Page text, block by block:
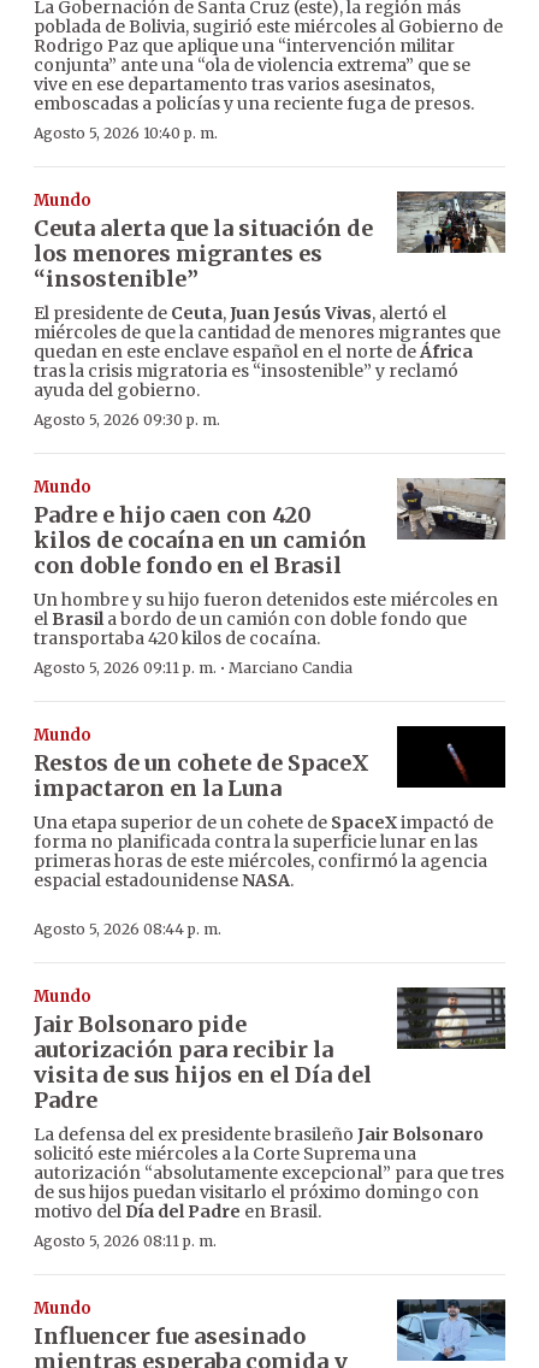
La Gobernación de Santa Cruz (este), la región más
poblada de Bolivia, sugirió este miércoles al Gobierno de
Rodrigo Paz que aplique una “intervención militar
conjunta” ante una “ola de violencia extrema” que se
vive en ese departamento tras varios asesinatos,
emboscadas a policías y una reciente fuga de presos.
Agosto 5, 2026 10:40 p. m.
Mundo
Ceuta alerta que la situación de
los menores migrantes es
“insostenible”
El presidente de Ceuta,Juan Jesús Vivas, alertó el
miércoles de que la cantidad de menores migrantes que
quedan en este enclave español en el norte deÁfrica
tras la crisis migratoria es “insostenible” y reclamó
ayuda del gobierno.
Agosto 5, 2026 09:30 p. m.
Mundo
Padre e hijo caen con 420
kilos de cocaína en un camión
con doble fondo en el Brasil
Un hombre y su hijo fueron detenidos este miércoles en
el Brasila bordo de un camión con doble fondo que
transportaba 420 kilos de cocaína.
Agosto 5, 2026 09:11 p. m. · Marciano Candia
Mundo
Restos de un cohete de SpaceX
impactaron en la Luna
Una etapa superior de un cohete de SpaceXimpactó de
forma no planificada contra la superficie lunar en las
primeras horas de este miércoles, confirmó la agencia
espacial estadounidenseNASA.
Agosto 5, 2026 08:44 p. m.
Mundo
Jair Bolsonaro pide
autorización para recibir la
visita de sus hijos en el Día del
Padre
La defensa del ex presidente brasileño Jair Bolsonaro
solicitó este miércoles a la Corte Suprema una
autorización “absolutamente excepcional” para que tres
de sus hijos puedan visitarlo el próximo domingo con
motivo del Día del Padre en Brasil.
Agosto 5, 2026 08:11 p. m.
Mundo
Influencer fue asesinado
mientras esperaba comida y